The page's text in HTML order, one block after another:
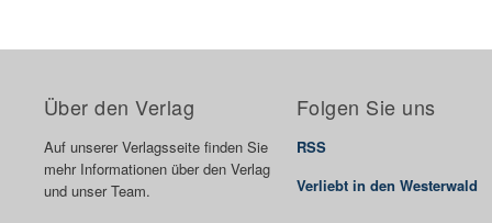
Über den Verlag
Auf unserer Verlagsseite finden Sie
mehr Informationen über den Verlag
und unser Team.
Folgen Sie uns
RSS
Verliebt in den Westerwald